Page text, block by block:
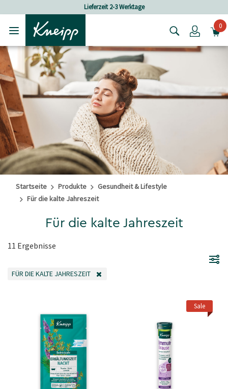
Lieferzeit 2-3 Werktage
Login0
Startseite Produkte
Gesundheit & Lifestyle
Für die kalte Jahreszeit
Für die kalte Jahreszeit
11 Ergebnisse
FÜR DIE KALTE JAHRESZEIT
Sale